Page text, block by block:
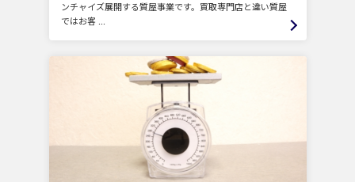
ンチャイズ展開する質屋事業です。買取専門店と違い質屋
ではお客 ...